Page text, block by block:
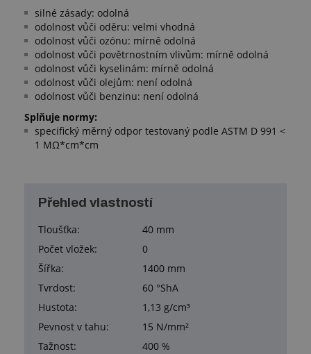
silné zásady: odolná
odolnost vůči oděru: velmi vhodná
odolnost vůči ozónu: mírně odolná
odolnost vůči povětrnostním vlivům: mírně odolná
odolnost vůči kyselinám: mírně odolná
odolnost vůči olejům: není odolná
odolnost vůči benzinu: není odolná
Splňuje normy:
specifický měrný odpor testovaný podle ASTM D 991 <
1 MΩ*cm*cm
Přehled vlastností
Tloušťka:
40 mm
Počet vložek:
0
Šířka:
1400 mm
Tvrdost:
60 °ShA
Hustota:
1,13 g/cm³
Pevnost v tahu:
15 N/mm²
Tažnost:
400 %